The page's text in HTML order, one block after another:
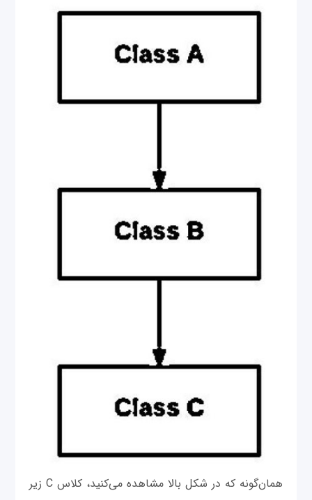
همان‌گونه که در شکل بالا مشاهده می‌کنید، کلاس C زیر